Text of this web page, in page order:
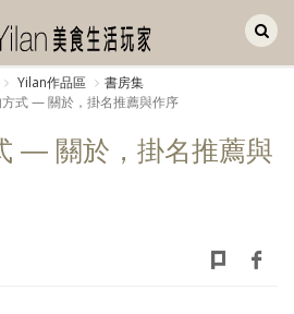
Yilan作品區
書房集
式 — 關於，掛名推薦與作序
— 關於，掛名推薦與